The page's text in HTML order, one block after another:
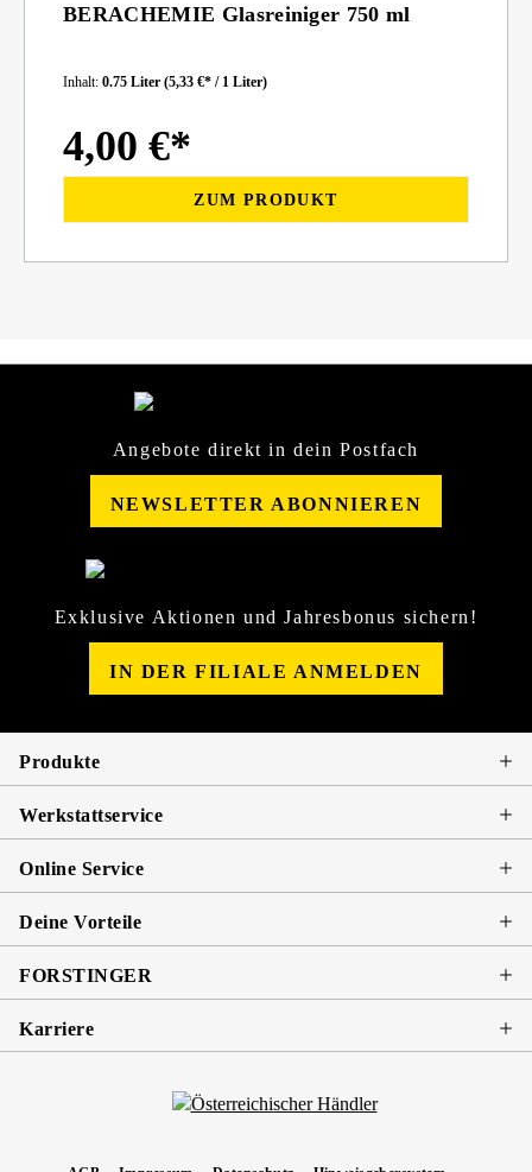
BERACHEMIE Glasreiniger 750 ml
Inhalt: 0.75 Liter (5,33 €* / 1 Liter)
4,00 €*
ZUM PRODUKT
Angebote direkt in dein Postfach
NEWSLETTER ABONNIEREN
Exklusive Aktionen und Jahresbonus sichern!
IN DER FILIALE ANMELDEN
Produkte
Werkstattservice
Online Service
Deine Vorteile
FORSTINGER
Karriere